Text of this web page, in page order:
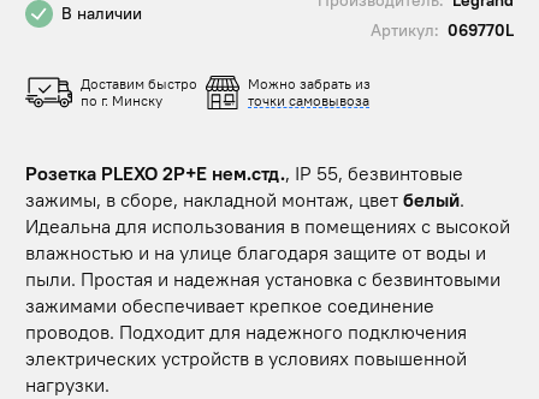
В наличии
Артикул: 069770L
Доставим быстро
по г. Минску
Можно забрать из
точки самовывоза
Розетка PLEXO 2P+E нем.стд., IP 55, безвинтовые
зажимы, в сборе, накладной монтаж, цвет белый.
Идеальна для использования в помещениях с высокой
влажностью и на улице благодаря защите от воды и
пыли. Простая и надежная установка с безвинтовыми
зажимами обеспечивает крепкое соединение
проводов. Подходит для надежного подключения
электрических устройств в условиях повышенной
нагрузки.